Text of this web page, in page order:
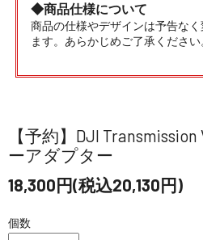
◆商品仕様について
商品の仕様やデザインは予告な
ます。あらかじめご了承ください
【予約】DJI
ーアダプター
18,300円(税込20,130円)
個数